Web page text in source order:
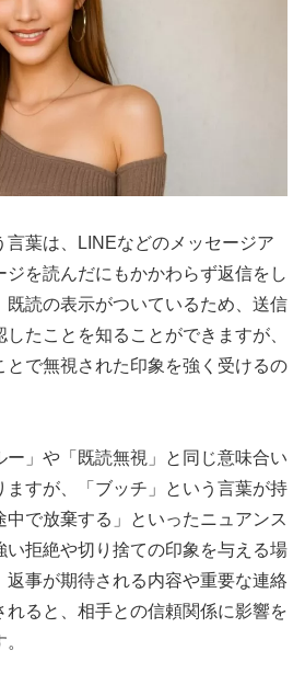
言葉は、LINEなどのメッセージア
ジを読んだにもかかわらず返信をし
既読の表示がついているため、送信
たことを知ることができますが、
とで無視された印象を強く受けるの
ー」や「既読無視」と同じ意味合い
ますが、「ブッチ」という言葉が持
で放棄する」といったニュアンス
い拒絶や切り捨ての印象を与える場
返事が期待される内容や重要な連絡
れると、相手との信頼関係に影響を